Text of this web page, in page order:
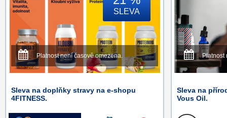
SLEVA
Platnost není časově omezena.
Sleva na doplňky stravy na e-shopu
4FITNESS.
Platnost
Sleva na
Vous Oil.